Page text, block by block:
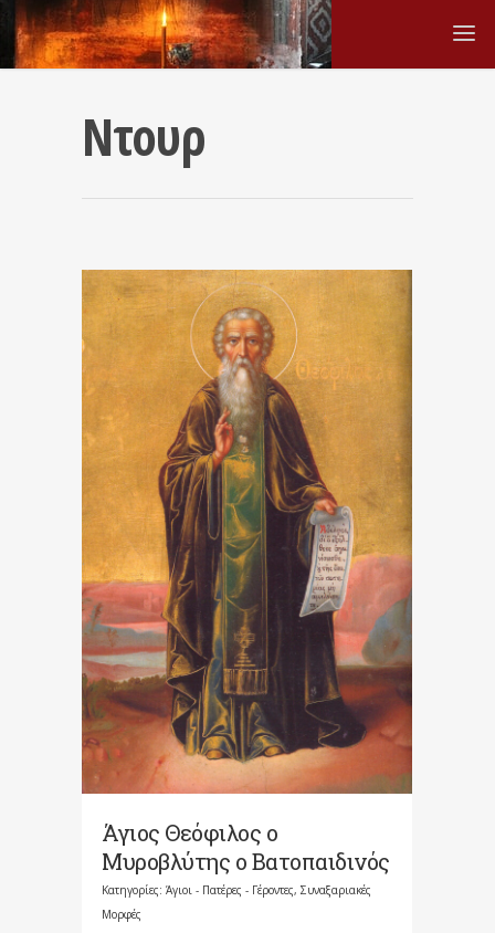
Ντουρ
Άγιος Θεόφιλος ο
Μυροβλύτης ο Βατοπαιδινός
Κατηγορίες: Άγιοι - Πατέρες - Γέροντες, Συναξαριακές
Μορφές